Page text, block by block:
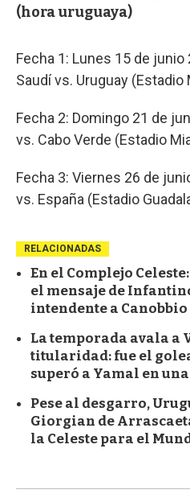
(hora uruguaya)
Fecha 1: Lunes 15 de junio
Saudí vs. Uruguay (Estadio
Fecha 2: Domingo 21 de
vs. Cabo Verde (Estadio
Fecha 3: Viernes 26 de
vs. España (Estadio
RELACIONADAS
En el Complejo
el mensaje de
intendente a Canobbio
La temporada avala a
titularidad: fue el
superó a Yamal en
Pese al desgarro,
Giorgian de
la Celeste para el